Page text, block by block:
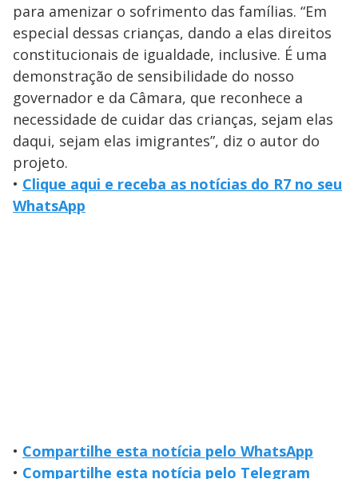
para amenizar o sofrimento das famílias. “Em
especial dessas crianças, dando a elas direitos
constitucionais de igualdade, inclusive. É uma
demonstração de sensibilidade do nosso
governador e da Câmara, que reconhece a
necessidade de cuidar das crianças, sejam elas
daqui, sejam elas imigrantes”, diz o autor do
projeto.
• Clique aqui e receba as notícias do R7 no seu
WhatsApp
• Compartilhe esta notícia pelo WhatsApp
• Compartilhe esta notícia pelo Telegram